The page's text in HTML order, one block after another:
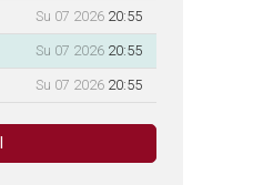
Su 07 2026 20:55
Su 07 2026 20:55
Su 07 2026 20:55